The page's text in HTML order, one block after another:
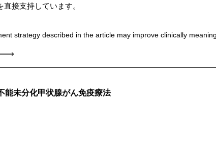
直接支持しています。
strategy described in the article may improve clinically
能未分化甲状腺がん免疫療法